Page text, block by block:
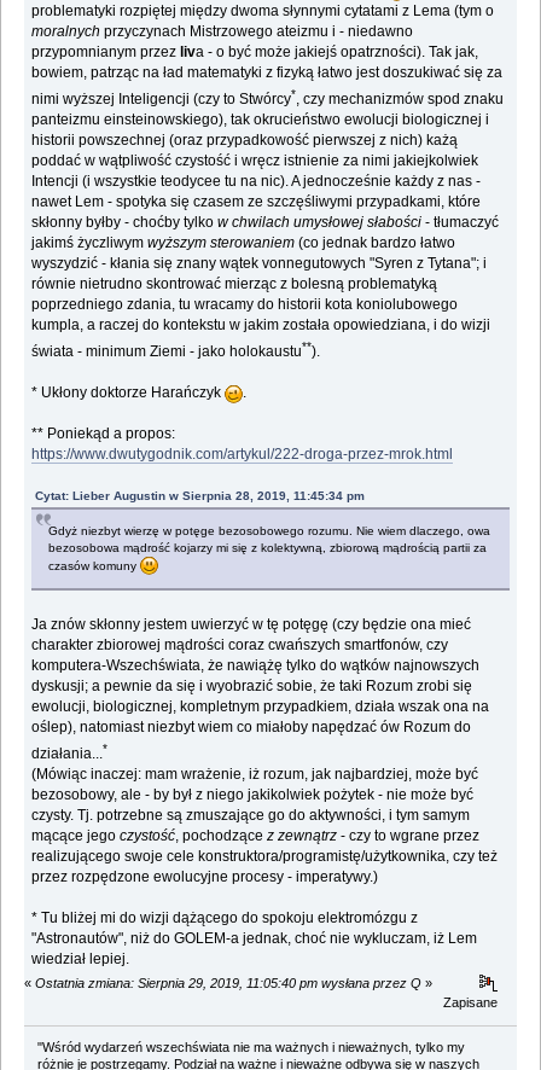
problematyki rozpiętej między dwoma słynnymi cytatami z Lema (tym o
moralnych przyczynach Mistrzowego ateizmu i - niedawno
przypomnianym przezliva - o być może jakiejś opatrzności). Tak jak,
bowiem, patrząc na ład matematyki z fizyką łatwo jest doszukiwać się za
nimi wyższej Inteligencji (czy to Stwórcy* , czy mechanizmów spod znaku
panteizmu einsteinowskiego), tak okrucieństwo ewolucji biologicznej i
historii powszechnej (oraz przypadkowość pierwszej z nich) każą
poddać w wątpliwość czystość i wręcz istnienie za nimi jakiejkolwiek
Intencji (i wszystkie teodycee tu na nic). A jednocześnie każdy z nas -
nawet Lem - spotyka się czasem ze szczęśliwymi przypadkami, które
skłonny byłby - choćby tylkow chwilach umysłowej słabości - tłumaczyć
jakimś życzliwymwyższym sterowaniem(co jednak bardzo łatwo
wyszydzić - kłania się znany wątek vonnegutowych "Syren z Tytana"; i
równie nietrudno skontrować mierząc z bolesną problematyką
poprzedniego zdania, tu wracamy do historii kota koniolubowego
kumpla, a raczej do kontekstu w jakim została opowiedziana, i do wizji
świata - minimum Ziemi - jako holokaustu**).
* Ukłony doktorze Harańczyk .
** Poniekąd a propos:
https://www.dwutygodnik.com/artykul/222-droga-przez-mrok.html
Cytat: Lieber Augustin w Sierpnia 28, 2019, 11:45:34 pm
Gdyż niezbyt wierzę w potęge bezosobowego rozumu. Nie wiem dlaczego, owa
bezosobowa mądrość kojarzy mi się z kolektywną, zbiorową mądrością partii za
czasów komuny
Ja znów skłonny jestem uwierzyć w tę potęgę (czy będzie ona mieć
charakter zbiorowej mądrości coraz cwańszych smartfonów, czy
komputera-Wszechświata, że nawiążę tylko do wątków najnowszych
dyskusji; a pewnie da się i wyobrazić sobie, że taki Rozum zrobi się
ewolucji, biologicznej, kompletnym przypadkiem, działa wszak ona na
oślep), natomiast niezbyt wiem co miałoby napędzać ów Rozum do
działania...*
(Mówiąc inaczej: mam wrażenie, iż rozum, jak najbardziej, może być
bezosobowy, ale - by był z niego jakikolwiek pożytek - nie może być
czysty. Tj. potrzebne są zmuszające go do aktywności, i tym samym
mącące jegoczystość, pochodzącez zewnątrz - czy to wgrane przez
realizującego swoje cele konstruktora/programistę/użytkownika, czy też
przez rozpędzone ewolucyjne procesy - imperatywy.)
* Tu bliżej mi do wizji dążącego do spokoju elektromózgu z
"Astronautów", niż do GOLEM-a jednak, choć nie wykluczam, iż Lem
wiedział lepiej.
« Ostatnia zmiana: Sierpnia 29, 2019, 11:05:40 pm wysłana przez Q »
Zapisane
"Wśród wydarzeń wszechświata nie ma ważnych i nieważnych, tylko my
różnie je postrzegamy. Podział na ważne i nieważne odbywa się w naszych